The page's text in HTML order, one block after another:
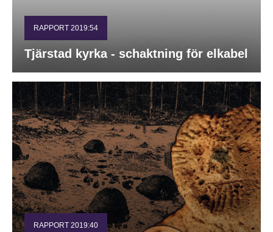
RAPPORT 2019:54
Tjärstad kyrka - schaktning för elkabel
RAPPORT 2019:40